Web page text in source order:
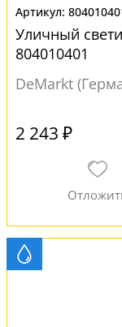
Уличный
804010401
DeMarkt
2 243 ₽